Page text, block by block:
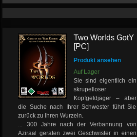
Two Worlds GotY
[PC]
Produkt ansehen
Auf Lager
Sie sind eigentlich ein
skrupelloser
Kopfgeldjäger – aber
die Suche nach Ihrer Schwester führt Sie
zurück zu Ihren Wurzeln.
... 300 Jahre nach der Verbannung von
Aziraal geraten zwei Geschwister in einen